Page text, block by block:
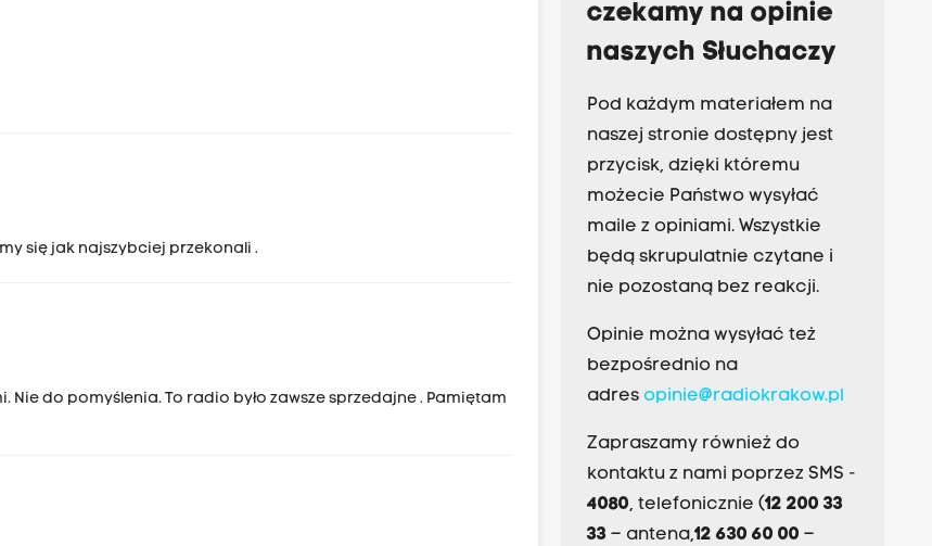
się jak najszybciej przekonali .
do pomyślenia. To radio było zawsze sprzedajne . Pamiętam
czekamy na opinie
naszych Słuchaczy
Pod każdym materiałem na
naszej stronie dostępny jest
przycisk, dzięki któremu
możecie Państwo wysyłać
maile z opiniami. Wszystkie
będą skrupulatnie czytane i
nie pozostaną bez reakcji.
Opinie można wysyłać też
bezpośrednio na
adres opinie@radiokrakow.pl
Zapraszamy również do
kontaktu z nami poprzez SMS -
4080, telefonicznie (12 200 33
33– antena,12 630 60 00 –